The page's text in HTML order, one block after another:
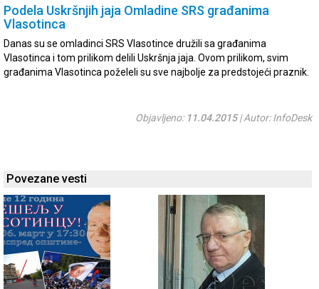
Podela Uskršnjih jaja Omladine SRS građanima
Vlasotinca
Danas su se omladinci SRS Vlasotince družili sa građanima
Vlasotinca i tom prilikom delili Uskršnja jaja. Ovom prilikom, svim
građanima Vlasotinca poželeli su sve najbolje za predstojeći praznik.
Objavljeno: 11.04.2015| Autor: InfoDesk
Povezane vesti